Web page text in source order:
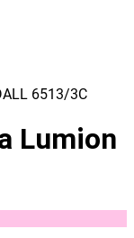
6513/3C
Lumion